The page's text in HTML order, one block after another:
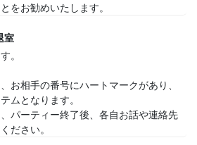
をお勧めいたします。
室
。
お相手の番号にハートマークがあり、
ムとなります。
パーティー終了後、各自お話や連絡先
ださい。